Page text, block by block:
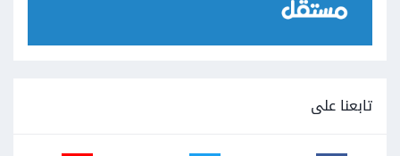
تابعنا على